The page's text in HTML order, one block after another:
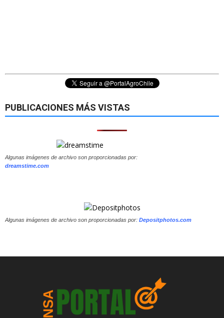
PUBLICACIONES MÁS VISTAS
Algunas imágenes de archivo son proporcionadas por:
dreamstime.com
Algunas imágenes de archivo son proporcionadas por: Depositphotos.com